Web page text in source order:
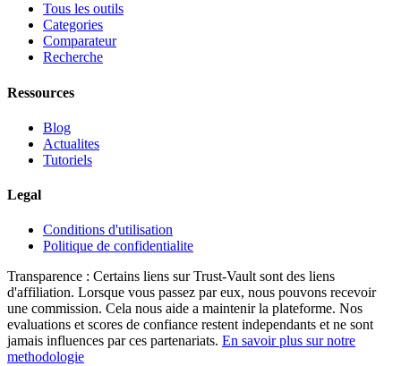
Tous les outils
Categories
Comparateur
Recherche
Ressources
Blog
Actualites
Tutoriels
Legal
Conditions d'utilisation
Politique de confidentialite
Transparence : Certains liens sur Trust-Vault sont des liens
d'affiliation. Lorsque vous passez par eux, nous pouvons recevoir
une commission. Cela nous aide a maintenir la plateforme. Nos
evaluations et scores de confiance restent independants et ne sont
jamais influences par ces partenariats. En savoir plus sur notre
methodologie